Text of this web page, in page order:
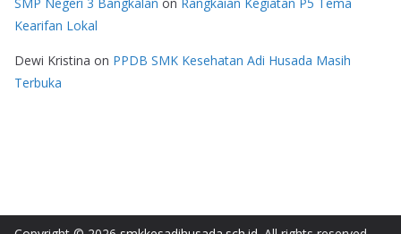
Kearifan Lokal
Dewi Kristina on PPDB SMK Kesehatan Adi Husada Masih
Terbuka